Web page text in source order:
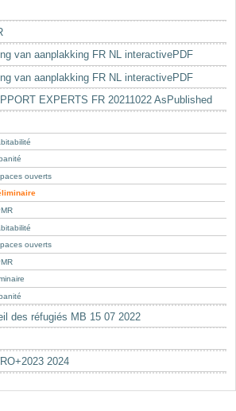
van aanplakking FR NL interactivePDF
van aanplakking FR NL interactivePDF
EXPERTS FR 20211022 AsPublished
ouverts
ouverts
des réfugiés MB 15 07 2022
2024